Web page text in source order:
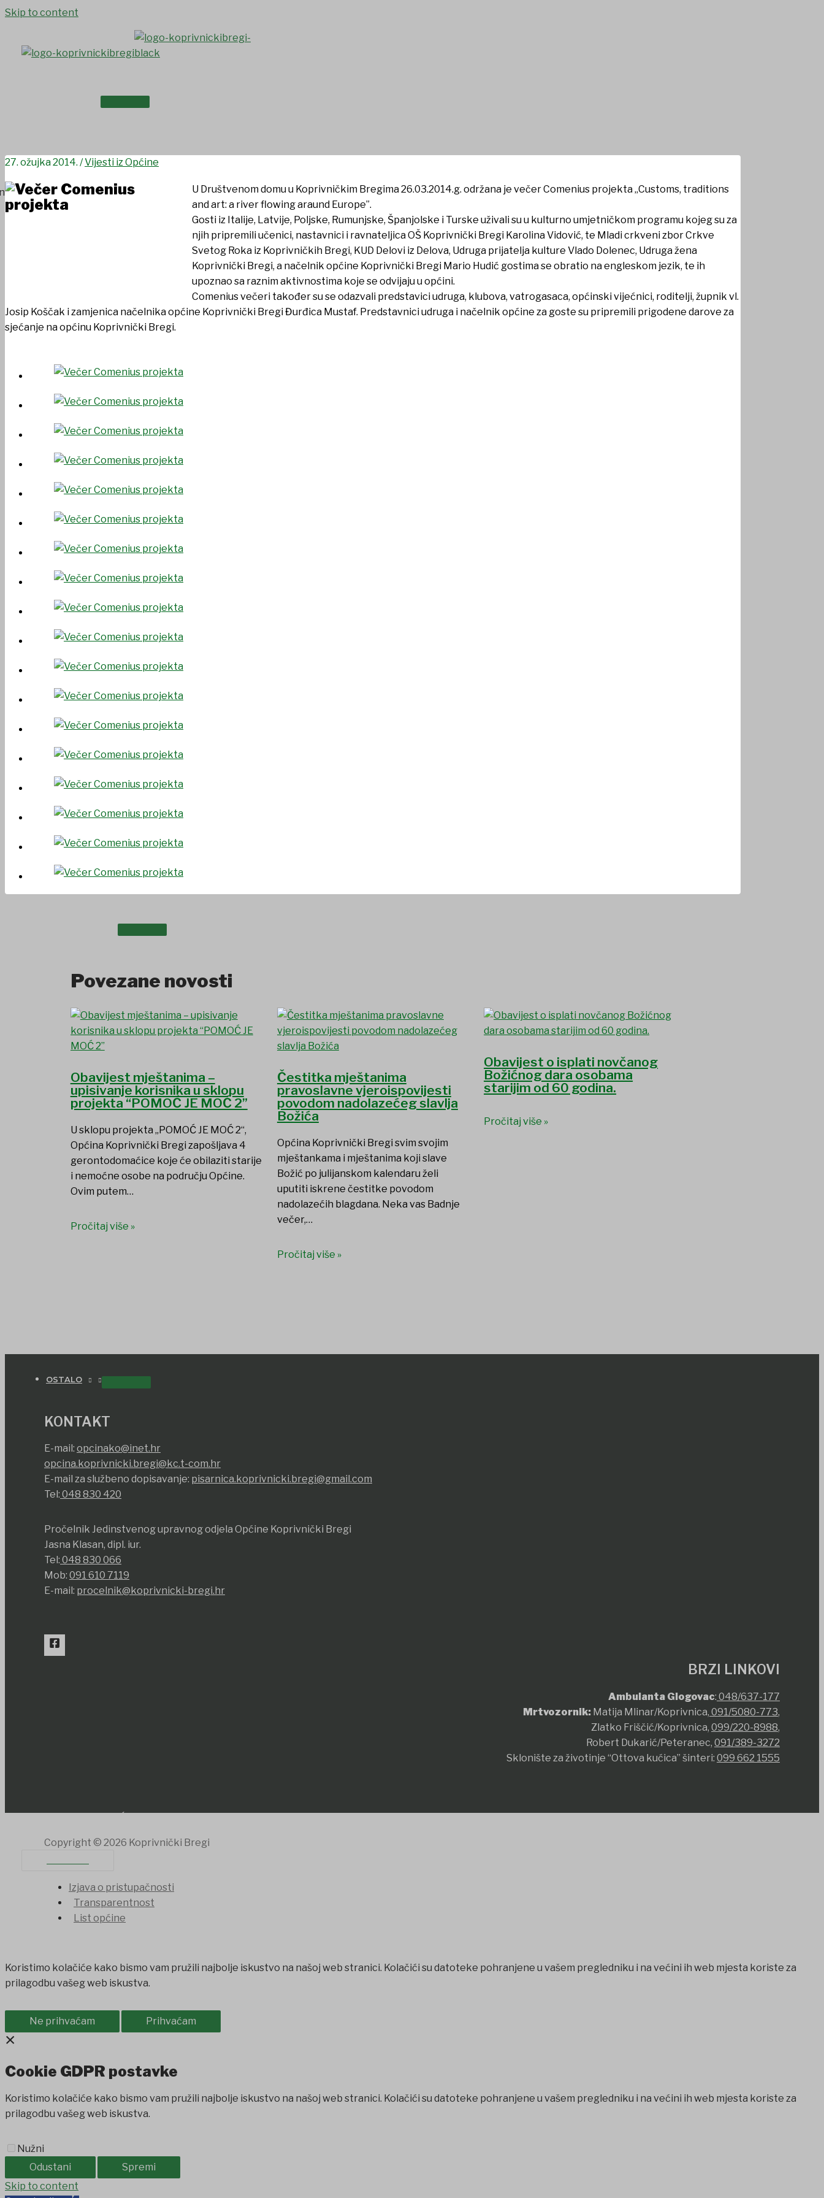
Skip to content
UDRUGE I DRUŠTVA
OSTALO
PROIZVODI IZ OPĆINE
Večer Comenius projekta
27. ožujka 2014. /Vijesti iz Općine
U Društvenom domu u Koprivničkim Bregima 26.03.2014.g. održana je večer Comenius projekta „Customs, traditions
and art: a river flowing araund Europe”.
Gosti iz Italije, Latvije, Poljske, Rumunjske, Španjolske i Turske uživali su u kulturno umjetničkom programu kojeg su za
njih pripremili učenici, nastavnici i ravnateljica OŠ Koprivnički Bregi Karolina Vidović, te Mladi crkveni zbor Crkve
Svetog Roka iz Koprivničkih Bregi, KUD Delovi iz Delova, Udruga prijatelja kulture Vlado Dolenec, Udruga žena
Koprivnički Bregi, a načelnik općine Koprivnički Bregi Mario Hudić gostima se obratio na engleskom jezik, te ih
upoznao sa raznim aktivnostima koje se odvijaju u općini.
Comenius večeri također su se odazvali predstavici udruga, klubova, vatrogasaca, općinski vijećnici, roditelji, župnik vl.
Josip Koščak i zamjenica načelnika općine Koprivnički Bregi Đurđica Mustaf. Predstavnici udruga i načelnik općine za goste su pripremili prigodene darove za
sjećanje na općinu Koprivnički Bregi.
Povezane novosti
Obavijest mještanima –
upisivanje korisnika u sklopu
projekta “POMOĆ JE MOĆ 2”
U sklopu projekta „POMOĆ JE MOĆ 2“,
Općina Koprivnički Bregi zapošljava 4
gerontodomaćice koje će obilaziti starije
i nemoćne osobe na području Općine.
Ovim putem…
Pročitaj više »
Čestitka mještanima
pravoslavne vjeroispovijesti
povodom nadolazećeg slavlja
Božića
Općina Koprivnički Bregi svim svojim
mještankama i mještanima koji slave
Božić po julijanskom kalendaru želi
uputiti iskrene čestitke povodom
nadolazećih blagdana. Neka vas Badnje
večer,…
Pročitaj više »
Obavijest o isplati novčanog
Božićnog dara osobama
starijim od 60 godina.
Pročitaj više »
KONTAKT
E-mail: opcinako@inet.hr
opcina.koprivnicki.bregi@kc.t-com.hr
E-mail za službeno dopisavanje: pisarnica.koprivnicki.bregi@gmail.com
Tel: 048 830 420
Pročelnik Jedinstvenog upravnog odjela Općine Koprivnički Bregi
Jasna Klasan, dipl. iur.
Tel: 048 830 066
Mob: 091 610 7119
E-mail: procelnik@koprivnicki-bregi.hr
BRZI LINKOVI
Ambulanta Glogovac: 048/637-177
Mrtvozornik: Matija Mlinar/Koprivnica, 091/5080-773,
Zlatko Friščić/Koprivnica, 099/220-8988,
Robert Dukarić/Peteranec, 091/389-3272
Sklonište za životinje “Ottova kućica” šinteri: 099 662 1555
Copyright © 2026 Koprivnički Bregi
Izjava o pristupačnosti
Transparentnost
List općine
Koristimo kolačiće kako bismo vam pružili najbolje iskustvo na našoj web stranici. Kolačići su datoteke pohranjene u vašem pregledniku i na većini ih web mjesta koriste za
prilagodbu vašeg web iskustva.
Ne prihvaćam Prihvaćam
×
Cookie GDPR postavke
Koristimo kolačiće kako bismo vam pružili najbolje iskustvo na našoj web stranici. Kolačići su datoteke pohranjene u vašem pregledniku i na većini ih web mjesta koriste za
prilagodbu vašeg web iskustva.
Nužni
Odustani
Spremi
holiganbetHoliganbet
Skip to content